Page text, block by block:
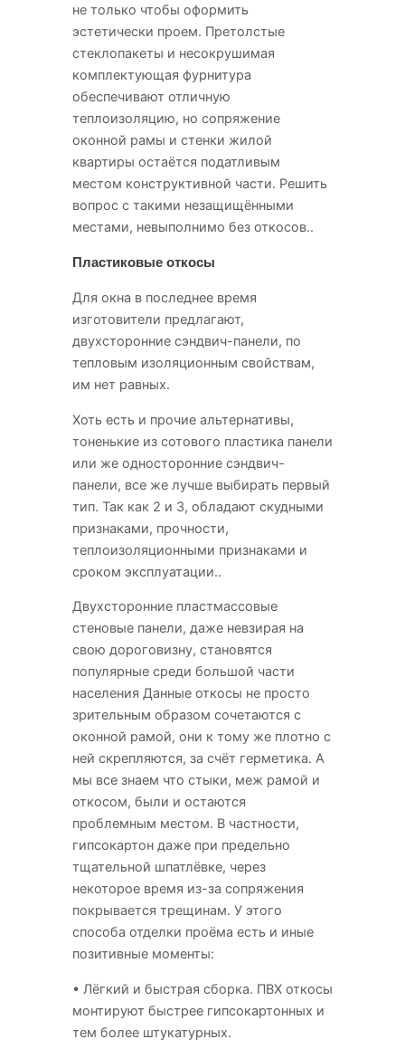
не только чтобы оформить
эстетически проем. Претолстые
стеклопакеты и несокрушимая
комплектующая фурнитура
обеспечивают отличную
теплоизоляцию, но сопряжение
оконной рамы и стенки жилой
квартиры остаётся податливым
местом конструктивной части. Решить
вопрос с такими незащищёнными
местами, невыполнимо без откосов..
Пластиковые откосы
Для окна в последнее время
изготовители предлагают,
двухсторонние сэндвич-панели, по
тепловым изоляционным свойствам,
им нет равных.
Хоть есть и прочие альтернативы,
тоненькие из сотового пластика панели
или же односторонние сэндвич-
панели, все же лучше выбирать первый
тип. Так как 2 и 3, обладают скудными
признаками, прочности,
теплоизоляционными признаками и
сроком эксплуатации..
Двухсторонние пластмассовые
стеновые панели, даже невзирая на
свою дороговизну, становятся
популярные среди большой части
населения Данные откосы не просто
зрительным образом сочетаются с
оконной рамой, они к тому же плотно с
ней скрепляются, за счёт герметика. А
мы все знаем что стыки, меж рамой и
откосом, были и остаются
проблемным местом. В частности,
гипсокартон даже при предельно
тщательной шпатлёвке, через
некоторое время из-за сопряжения
покрывается трещинам. У этого
способа отделки проёма есть и иные
позитивные моменты:
• Лёгкий и быстрая сборка. ПВХ откосы
монтируют быстрее гипсокартонных и
тем более штукатурных.